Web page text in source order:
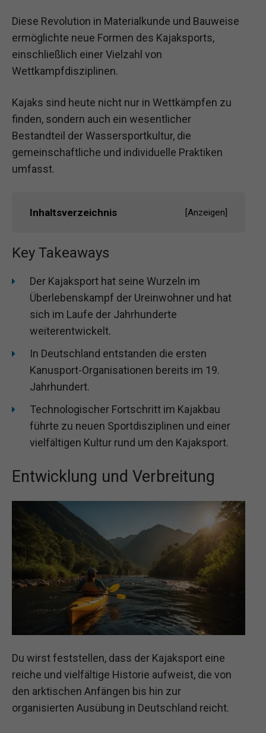
Diese Revolution in Materialkunde und Bauweise
ermöglichte neue Formen des Kajaksports,
einschließlich einer Vielzahl von
Wettkampfdisziplinen.
Kajaks sind heute nicht nur in Wettkämpfen zu
finden, sondern auch ein wesentlicher
Bestandteil der Wassersportkultur, die
gemeinschaftliche und individuelle Praktiken
umfasst.
Inhaltsverzeichnis [Anzeigen]
Key Takeaways
Der Kajaksport hat seine Wurzeln im
Überlebenskampf der Ureinwohner und hat
sich im Laufe der Jahrhunderte
weiterentwickelt.
In Deutschland entstanden die ersten
Kanusport-Organisationen bereits im 19.
Jahrhundert.
Technologischer Fortschritt im Kajakbau
führte zu neuen Sportdisziplinen und einer
vielfältigen Kultur rund um den Kajaksport.
Entwicklung und Verbreitung
Du wirst feststellen, dass der Kajaksport eine
reiche und vielfältige Historie aufweist, die von
den arktischen Anfängen bis hin zur
organisierten Ausübung in Deutschland reicht.